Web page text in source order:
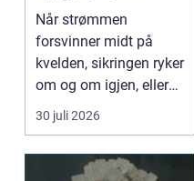
strømmen svikter
Når strømmen
forsvinner midt på
kvelden, sikringen ryker
om og om igjen, eller
de...
30 juli 2026